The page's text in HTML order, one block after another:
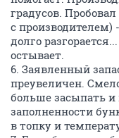
градусов.
с производителем)
долго
остывает.
6. Заявленный
преувеличен.
больше засыпать и
заполненности
в топку и